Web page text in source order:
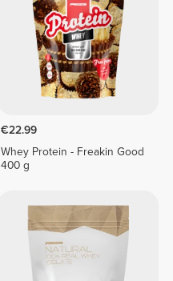
€22.99
Whey Protein - Freakin Good
400 g